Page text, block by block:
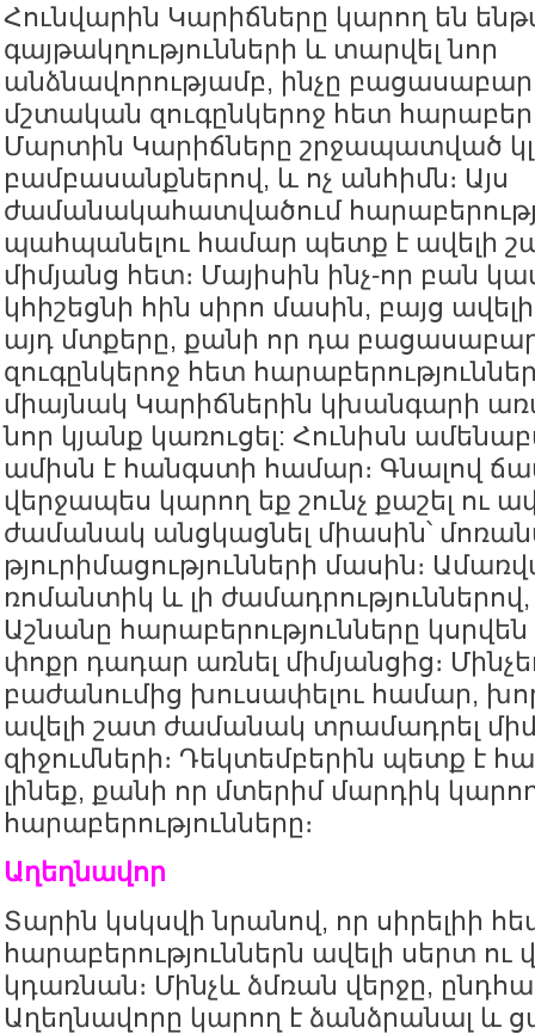
Հունվարին Կարիճները կարող են
գայթակղությունների և տարվել նոր
անձնավորությամբ, ինչը
մշտական զուգընկերոջ հետ
Մարտին Կարիճները շրջապատված
բամբասանքներով, և ոչ անհիմն։ Այս
ժամանակահատվածում
պահպանելու համար պետք է ավելի
միմյանց հետ։ Մայիսին ինչ-որ բան
կհիշեցնի հին սիրո մասին, բայց
այդ մտքերը, քանի որ դա
զուգընկերոջ հետ
միայնակ Կարիճներին կխանգարի
նոր կյանք կառուցել: Հունիսն
ամիսն է հանգստի համար։ Գնալով
վերջապես կարող եք շունչ քաշել ու
ժամանակ անցկացնել միասին՝
թյուրիմացությունների մասին։
ռոմանտիկ և լի ժամադրություններով,
Աշնանը հարաբերությունները կսրվեն
փոքր դադար առնել միմյանցից։
բաժանումից խուսափելու համար,
ավելի շատ ժամանակ տրամադրել
զիջումների։ Դեկտեմբերին պետք է
լինեք, քանի որ մտերիմ մարդիկ
հարաբերությունները։
Աղեղնավոր
Տարին կսկսվի նրանով, որ սիրելիի
հարաբերություններն ավելի սերտ ու
կդառնան։ Մինչև ձմռան վերջը,
Աղեղնավորը կարող է ձանձրանալ և